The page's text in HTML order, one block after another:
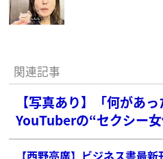
関連記事
【写真あり】「何があ
YouTuberの“セクシー
ファン心配